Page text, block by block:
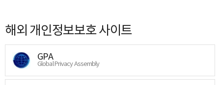
해외 개인정보보호 사이트
GPA
Global Privacy Assembly